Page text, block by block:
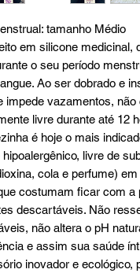
tamanho Médio
em silicone
o seu período
Ao ser dobrado e
impede vazamentos,
livre durante até 12
é hoje o mais
hipoalergênico, livre de
cola e perfume)
costumam ficar com a
descartáveis. Não
não altera o pH
e assim sua saúde
inovador e ecológico,